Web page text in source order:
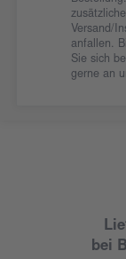
Versand/
anfallen.
Sie sich
gerne an
bei